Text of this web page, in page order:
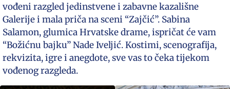
vođeni razgled jedinstvene i zabavne kazališne
Galerije i mala priča na sceni “Zajčić”. Sabina
Salamon, glumica Hrvatske drame, ispričat će vam
“Božićnu bajku” Nade Iveljić. Kostimi, scenografija,
rekvizita, igre i anegdote, sve vas to čeka tijekom
vođenog razgleda.